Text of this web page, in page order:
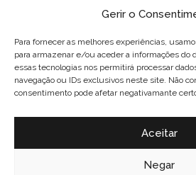
Gerir o
Para fornecer as melhores experiências,
para armazenar e/ou aceder a informações do
essas tecnologias nos permitirá processar
navegação ou IDs exclusivos neste site. Não
consentimento pode afetar negativamante
Aceitar
Negar
PORTUGAL
(Chamada para a
nacional)
+351 274 094
097
(Chamada para a
rede fixa nacional)
geral@dibare.com
SOCIAIS
Avisos legais
Política de
Livro de reclamações